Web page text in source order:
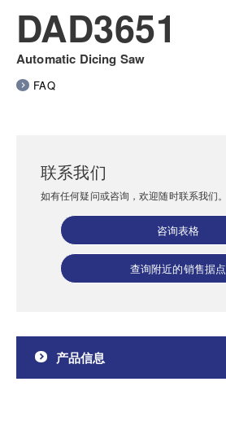
DAD3651
Automatic Dicing Saw
FAQ
联系我们
如有任何疑问或咨询，欢迎随时联系我们。
咨询表格
查询附近的销售据点
产品信息